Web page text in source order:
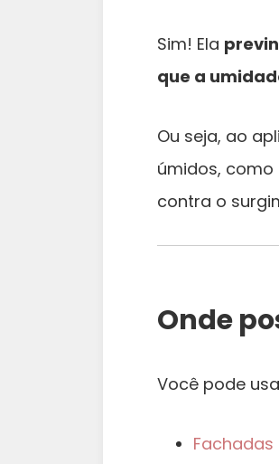
Sim! Ela
que a
Ou seja, ao
úmidos,
contra o
Onde
Você pode
Fachadas